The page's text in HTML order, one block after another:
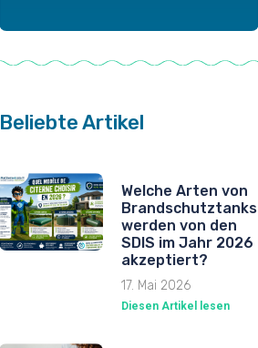
Beliebte Artikel
Welche Arten von
Brandschutztanks
werden von den
SDIS im Jahr 2026
akzeptiert?
17. Mai 2026
Diesen Artikel lesen